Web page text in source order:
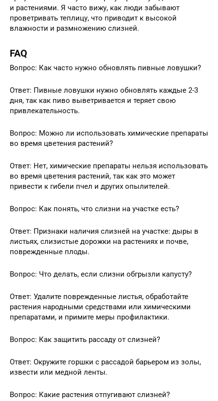
и растениями. Я часто вижу, как люди забывают
проветривать теплицу, что приводит к высокой
влажности и размножению слизней.
FAQ
Вопрос: Как часто нужно обновлять пивные ловушки?
Ответ: Пивные ловушки нужно обновлять каждые 2-3
дня, так как пиво выветривается и теряет свою
привлекательность.
Вопрос: Можно ли использовать химические препараты
во время цветения растений?
Ответ: Нет, химические препараты нельзя использовать
во время цветения растений, так как это может
привести к гибели пчел и других опылителей.
Вопрос: Как понять, что слизни на участке есть?
Ответ: Признаки наличия слизней на участке: дыры в
листьях, слизистые дорожки на растениях и почве,
поврежденные плоды.
Вопрос: Что делать, если слизни обгрызли капусту?
Ответ: Удалите поврежденные листья, обработайте
растения народными средствами или химическими
препаратами, и примите меры профилактики.
Вопрос: Как защитить рассаду от слизней?
Ответ: Окружите горшки с рассадой барьером из золы,
извести или медной ленты.
Вопрос: Какие растения отпугивают слизней?